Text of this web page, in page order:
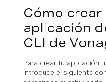
Cómo crear
aplicación
CLI de
Para crear tu aplicación
introduce el siguiente